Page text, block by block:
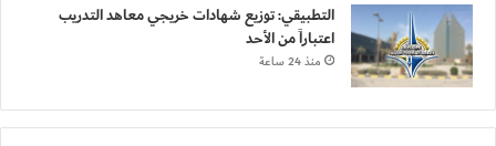
التطبيقي: توزيع شهادات خريجي معاهد التدريب
اعتباراً من الأحد
منذ 24 ساعة